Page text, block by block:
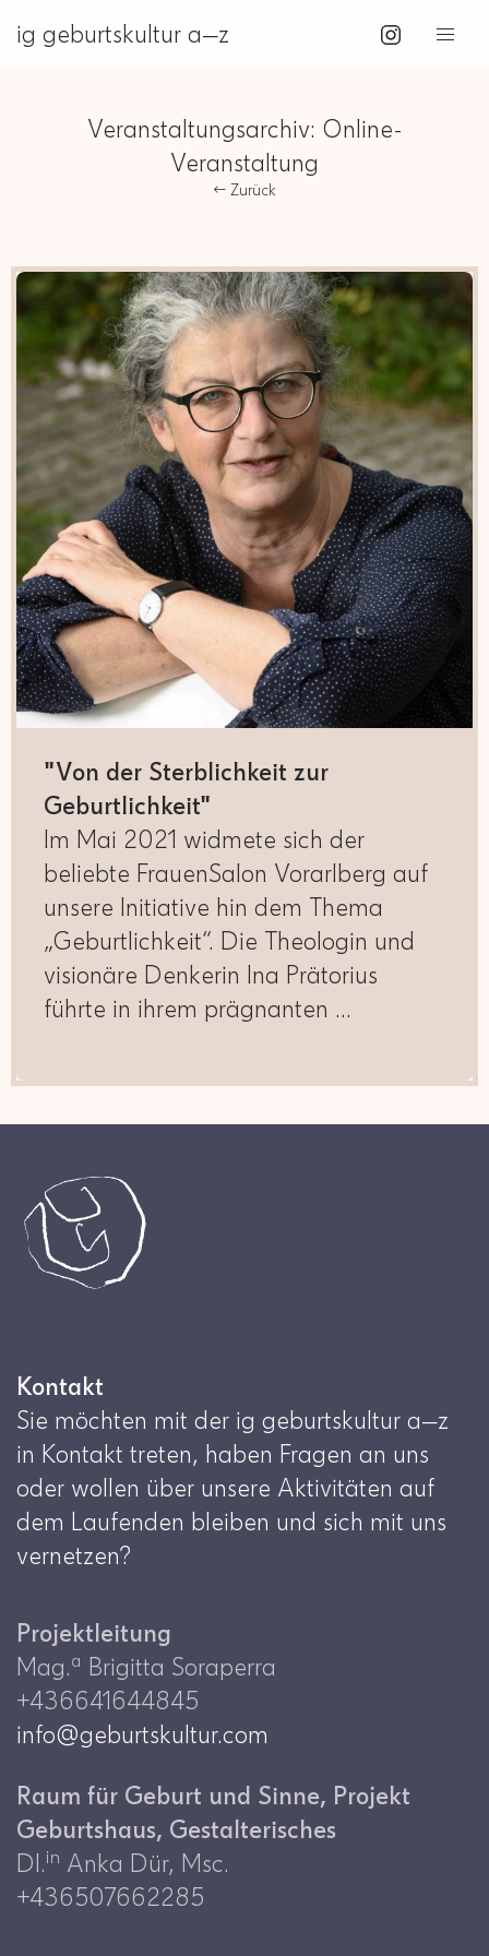
ig geburtskultur a—z
Veranstaltungsarchiv: Online-
Veranstaltung
← Zurück
"Von der Sterblichkeit zur
Geburtlichkeit"
Im Mai 2021 widmete sich der
beliebte FrauenSalon Vorarlberg auf
unsere Initiative hin dem Thema
„Geburtlichkeit“. Die Theologin und
visionäre Denkerin Ina Prätorius
führte in ihrem prägnanten …
Kontakt
Sie möchten mit der ig geburtskultur a—z
in Kontakt treten, haben Fragen an uns
oder wollen über unsere Aktivitäten auf
dem Laufenden bleiben und sich mit uns
vernetzen?
Projektleitung
Mag.a Brigitta Soraperra
+436641644845
info@geburtskultur.com
Raum für Geburt und Sinne, Projekt
Geburtshaus, Gestalterisches
DI.in Anka Dür, Msc.
+436507662285